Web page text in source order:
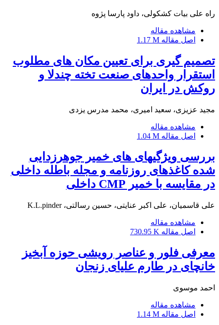
راه علی بیات کشکولی، داود پارسا پژوه
مشاهده مقاله
اصل مقاله 1.17 M
تصمیم گیری برای تعیین مکان های مطلوب
استقرار واحدهای صنعت تخته چندلا و
روکش در ایران
مجید عزیزی، سعید امیری، محمد مدرس یزدی
مشاهده مقاله
اصل مقاله 1.04 M
بررسی ویژگیهای های خمیر جوهرزدایی
شده کاغذهای روزنامه و مجله باطله داخلی
در مقایسه با خمیر CMP داخلی
علی قاسمیان، علی اکبر عنایتی، حسین رسالتی، K.L.pinder
مشاهده مقاله
اصل مقاله 730.95 K
معرفی فلور و عناصر رویشی حوزه آبخیز
خانچای در طارم علیای زنجان
احمد موسوی
مشاهده مقاله
اصل مقاله 1.14 M